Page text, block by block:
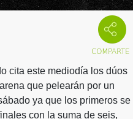
cita este mediodía los dúos
que pelearán por un
ya que los primeros se
con la suma de seis,